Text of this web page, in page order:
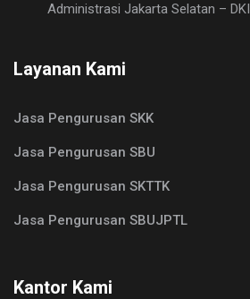
Administrasi Jakarta Selatan – DKI
Layanan Kami
Jasa Pengurusan SKK
Jasa Pengurusan SBU
Jasa Pengurusan SKTTK
Jasa Pengurusan SBUJPTL
Kantor Kami